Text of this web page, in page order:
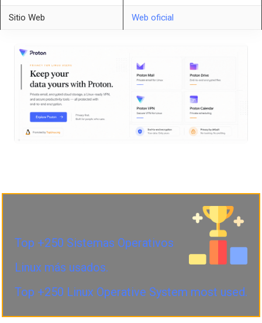
Sitio Web Web oficial
Top +250 Sistemas Operativos
Linux más usados.
Top +250 Linux Operative System most used.